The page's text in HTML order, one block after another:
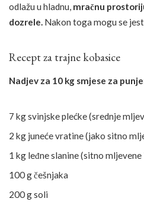
odlažu u hladnu, mračnu
dozrele. Nakon toga mogu se
Recept za trajne kobasice
Nadjev za 10 kg smjese za
7 kg svinjske plećke (srednje
2 kg juneće vratine (jako sitno
1 kg leđne slanine (sitno mljevene
100 g češnjaka
200 g soli